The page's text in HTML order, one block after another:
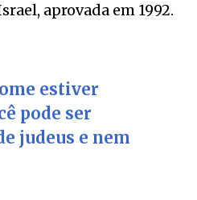
aprovada em 1992.
estiver
pode ser
judeus e nem